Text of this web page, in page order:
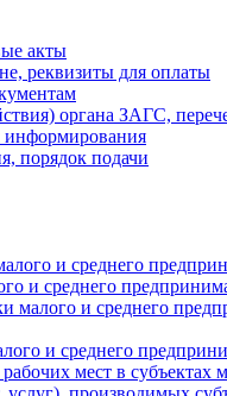
акты
реквизиты для оплаты
органа ЗАГС,
информирования
порядок подачи
и среднего
и среднего
и среднего
и среднего
мест в субъектах